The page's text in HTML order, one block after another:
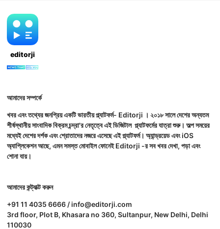
editorji
আমাদের সম্পর্কে
খবর এবং তথ্যের জনপ্রিয় একটি ভারতীয় প্ল্যাটফর্ম- Editorji । ২০১৮ সালে দেশের অন্যতম
শীর্ষস্থানীয় সাংবাদিক বিক্রম চন্দ্রা'র নেতৃত্বে এই ডিজিটাল প্ল্যাটফর্মের যাত্রা শুরু। অল্প সময়ের
মধ্যেই দেশের দর্শক এবং শ্রোতাদের নজরে এসেছে এই প্ল্যাটফর্ম। অ্যান্ড্রয়েড এবং iOS
অ্যাপ্লিকেশন আছে, এমন সমস্ত মোবাইল ফোনেই Editorji -র সব খবর দেখা, পড়া এবং
শোনা যায়।
আমাদের কন্ট্যাক্ট করুন
+91 11 4035 6666 / info@editorji.com
3rd floor, Plot B, Khasara no 360, Sultanpur, New Delhi, Delhi
110030